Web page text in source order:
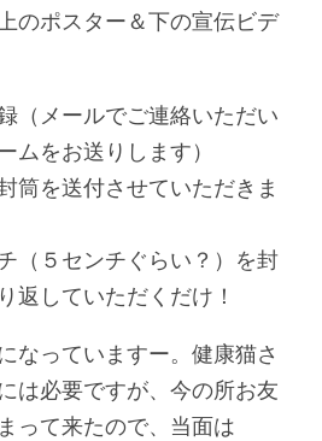
のポスター＆下の宣伝ビデ
（メールでご連絡いただい
ムをお送りします）
筒を送付させていただきま
（５センチぐらい？）を封
返していただくだけ！
なっていますー。健康猫さ
は必要ですが、今の所お友
って来たので、当面は